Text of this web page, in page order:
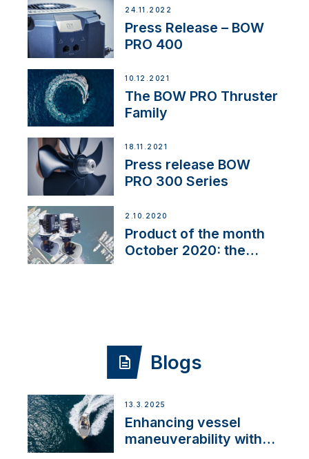
24.11.2022
Press Release – BOW
PRO 400
10.12.2021
The BOW PRO Thruster
Family
18.11.2021
Press release BOW
PRO 300 Series
2.10.2020
Product of the month
October 2020: the
Blogs
13.3.2025
Enhancing vessel
maneuverability with